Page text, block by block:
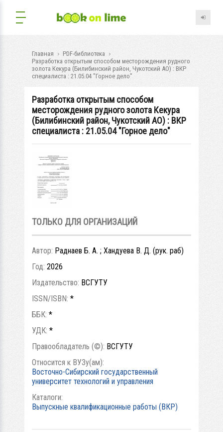
Главная
PDF-библиотека
Разработка открытым способом месторождения рудного
золота Кекура (Билибинский район, Чукотский АО) : ВКР
специалиста : 21.05.04 "Горное дело"
Разработка открытым способом
месторождения рудного золота Кекура
(Билибинский район, Чукотский АО) : ВКР
специалиста : 21.05.04 "Горное дело"
ТОЛЬКО ДЛЯ ОРГАНИЗАЦИЙ
Автор: Раднаев Б. А. ; Хандуева В. Д. (рук. раб)
Год: 2026
Издательство: ВСГУТУ
ISSN/ISBN: *
ББК: *
УДК: *
Правообладатель (©): ВСГУТУ
Относится к ВУЗу(ам):
Восточно-Сибирский государственный
университет технологий и управления
Каталоги:
Выпускные квалификационные работы (ВКР)